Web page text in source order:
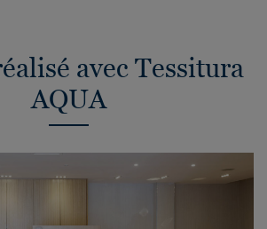
avec Tessitura
AQUA